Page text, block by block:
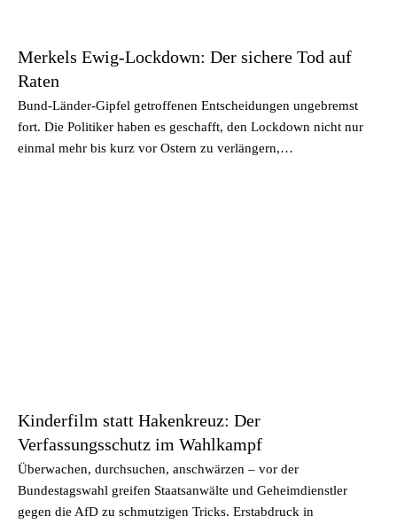
Merkels Ewig-Lockdown: Der sichere Tod auf
Raten
Bund-Länder-Gipfel getroffenen Entscheidungen ungebremst
fort. Die Politiker haben es geschafft, den Lockdown nicht nur
einmal mehr bis kurz vor Ostern zu verlängern,…
Kinderfilm statt Hakenkreuz: Der
Verfassungsschutz im Wahlkampf
Überwachen, durchsuchen, anschwärzen – vor der
Bundestagswahl greifen Staatsanwälte und Geheimdienstler
gegen die AfD zu schmutzigen Tricks. Erstabdruck in